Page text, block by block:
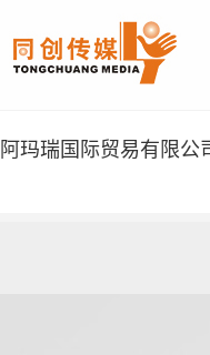
阿玛瑞国际贸易有限公